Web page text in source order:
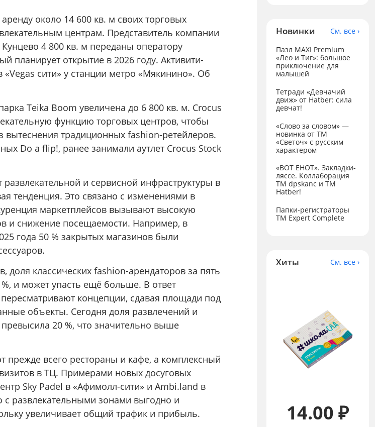
около 14 600 кв. м своих торговых
центрам. Представитель компании
Кунцево 4 800 кв. м переданы оператору
планирует открытие в 2026 году. Активити-
сити» у станции метро «Мякинино». Об
Teika Boom увеличена до 6 800 кв. м. Crocus
функцию торговых центров, чтобы
вытеснения традиционных fashion-ретейлеров.
Do a flip!, ранее занимали аутлет Crocus Stock
и сервисной инфраструктуры в
тенденция. Это связано с изменениями в
маркетплейсов вызывают высокую
и снижение посещаемости. Например, в
года 50 % закрытых магазинов были
доля классических fashion-арендаторов за пять
%, и может упасть ещё больше. В ответ
концепции, сдавая площади под
объекты. Сегодня доля развлечений и
20 %, что значительно выше
прежде всего рестораны и кафе, а комплексный
в ТЦ. Примерами новых досуговых
Sky Padel в «Афимолл-сити» и Ambi.land в
развлекательными зонами выгодно и
увеличивает общий трафик и прибыль.
Новинки
См. все ›
Пазл MAXI Premium
«Лео и Тиг»: большое
приключение для
малышей
Тетради «Девчачий
движ» от Hatber: сила
девчат!
«Слово за словом» —
новинка от ТМ
«Светоч» с русским
характером
«ВОТ ЕНОТ». Закладки-
ляссе. Коллаборация
TM dpskanc и ТМ
Hatber!
Папки-регистраторы
ТМ Expert Complete
Хиты См. все ›
14.00 ₽